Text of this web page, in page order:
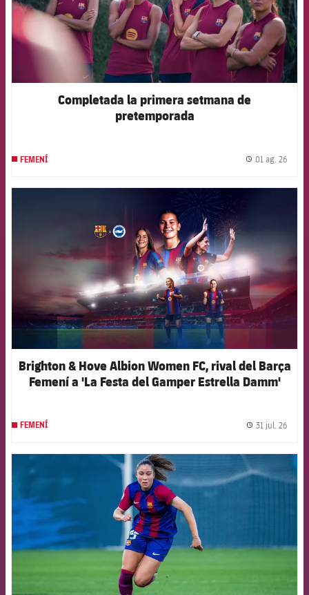
Completada la primera setmana de
pretemporada
FEMENÍ 01 ag. 26
FCB Barcelona badge
Brighton & Hove Albion Women FC, rival del Barça
Femení a 'La Festa del Gamper Estrella Damm'
FEMENÍ 31 jul. 26
FCB Barcelona badge